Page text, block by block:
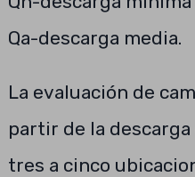
Qa-descarga media.
La evaluación de
partir de la
tres a cinco